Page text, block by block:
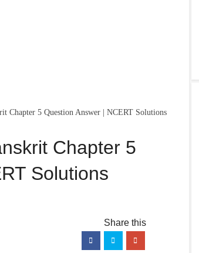
Chapter 5 Question Answer | NCERT Solutions
Chapter 5
Solutions